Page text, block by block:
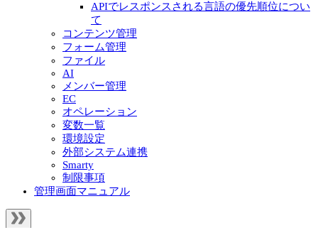
APIでレスポンスされる言語の優先順位につい
て
コンテンツ管理
フォーム管理
ファイル
AI
メンバー管理
EC
オペレーション
変数一覧
環境設定
外部システム連携
Smarty
制限事項
管理画面マニュアル